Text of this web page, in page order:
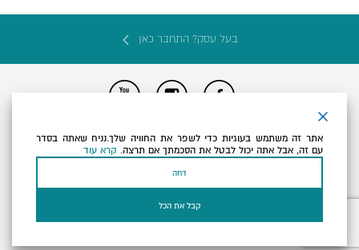
בעל עסק? התחבר כאן
הצהרת נגישות תקנון, תנאי שימוש ומדיניות פרטיות
הגדרות פרטיות
Powered by
כל הזכויות שמורות לארץ ים המלח ©
אתר זה משתמש בעוגיות כדי לשפר את החוויה שלך.נניח שאתה בסדר
עם זה, אבל אתה יכול לבטל את הסכמתך אם תרצה. קרא עוד
דחה
קבל את הכל